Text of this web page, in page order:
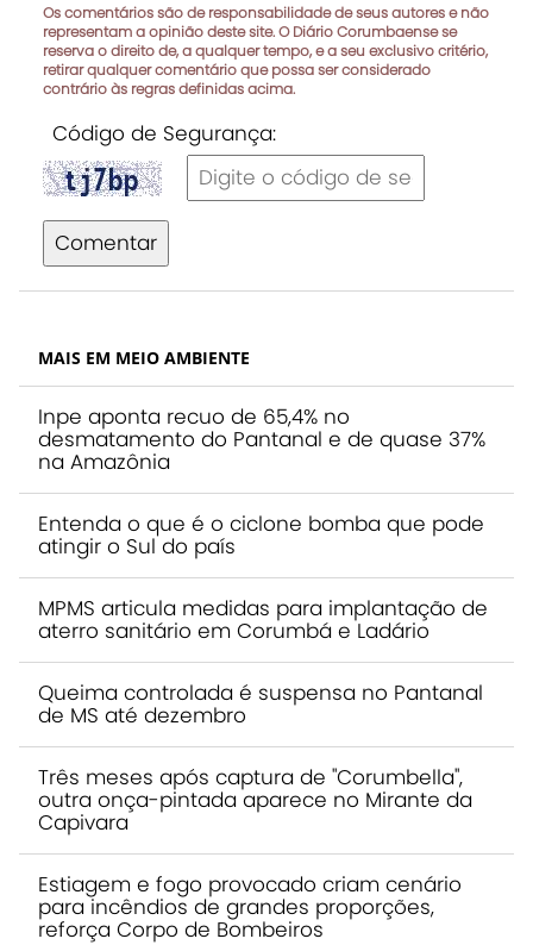
Os comentários são de responsabilidade de seus autores e não
representam a opinião deste site. O Diário Corumbaense se
reserva o direito de, a qualquer tempo, e a seu exclusivo critério,
retirar qualquer comentário que possa ser considerado
contrário às regras definidas acima.
Código de Segurança:
Comentar
MAIS EM MEIO AMBIENTE
Inpe aponta recuo de 65,4% no
desmatamento do Pantanal e de quase 37%
na Amazônia
Entenda o que é o ciclone bomba que pode
atingir o Sul do país
MPMS articula medidas para implantação de
aterro sanitário em Corumbá e Ladário
Queima controlada é suspensa no Pantanal
de MS até dezembro
Três meses após captura de "Corumbella",
outra onça-pintada aparece no Mirante da
Capivara
Estiagem e fogo provocado criam cenário
para incêndios de grandes proporções,
reforça Corpo de Bombeiros